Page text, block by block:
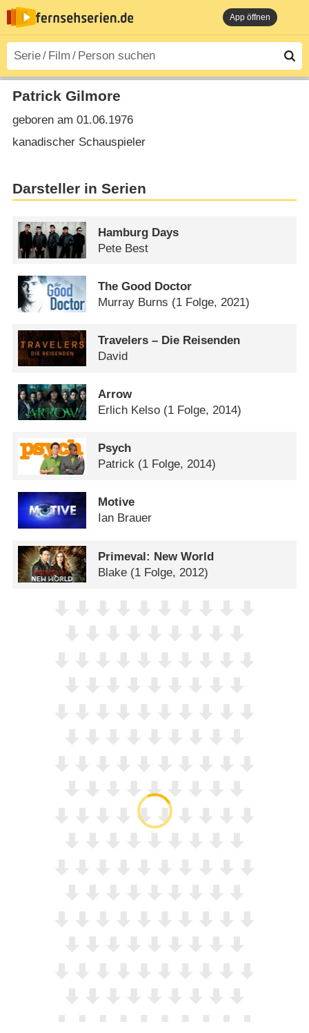
App öffnen
Patrick Gilmore
geboren am 01.06.1976
kanadischer Schauspieler
Darsteller in Serien
Hamburg Days
Pete Best
The Good Doctor
Murray Burns (1 Folge, 2021)
Travelers – Die Reisenden
David
Arrow
Erlich Kelso (1 Folge, 2014)
Psych
Patrick (1 Folge, 2014)
Motive
Ian Brauer
Primeval: New World
Blake (1 Folge, 2012)